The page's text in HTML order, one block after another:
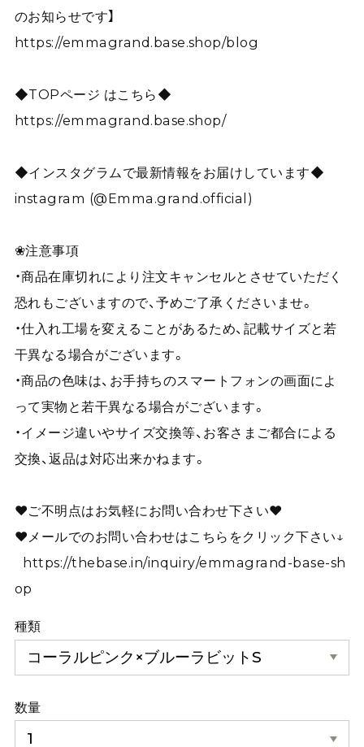
のお知らせです】
https://emmagrand.base.shop/blog
◆TOPページ はこちら◆
https://emmagrand.base.shop/
◆インスタグラムで最新情報をお届けしています◆
instagram (@Emma.grand.official)
❀注意事項
・商品在庫切れにより注文キャンセルとさせていただく
恐れもございますので、予めご了承くださいませ。
・仕入れ工場を変えることがあるため、記載サイズと若
干異なる場合がございます。
・商品の色味は、お手持ちのスマートフォンの画面によ
って実物と若干異なる場合がございます。
・イメージ違いやサイズ交換等、お客さまご都合による
交換、返品は対応出来かねます。
❤︎ご不明点はお気軽にお問い合わせ下さい❤︎
❤︎メールでのお問い合わせはこちらをクリック下さい↓
https://thebase.in/inquiry/emmagrand-base-sh
op
種類
数量